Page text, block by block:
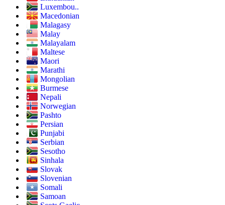
Luxembou..
Macedonian
Malagasy
Malay
Malayalam
Maltese
Maori
Marathi
Mongolian
Burmese
Nepali
Norwegian
Pashto
Persian
Punjabi
Serbian
Sesotho
Sinhala
Slovak
Slovenian
Somali
Samoan